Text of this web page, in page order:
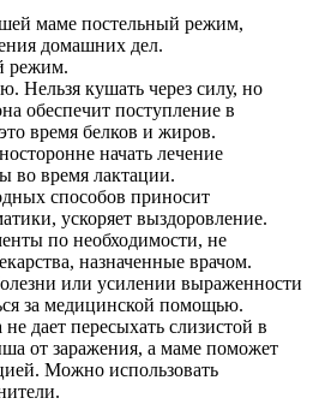
маме постельный режим,
домашних дел.
режим.
Нельзя кушать через силу, но
обеспечит поступление в
время белков и жиров.
начать лечение
во время лактации.
способов приносит
ускоряет выздоровление.
по необходимости, не
назначенные врачом.
или усилении выраженности
за медицинской помощью.
дает пересыхать слизистой в
от заражения, а маме поможет
Можно использовать